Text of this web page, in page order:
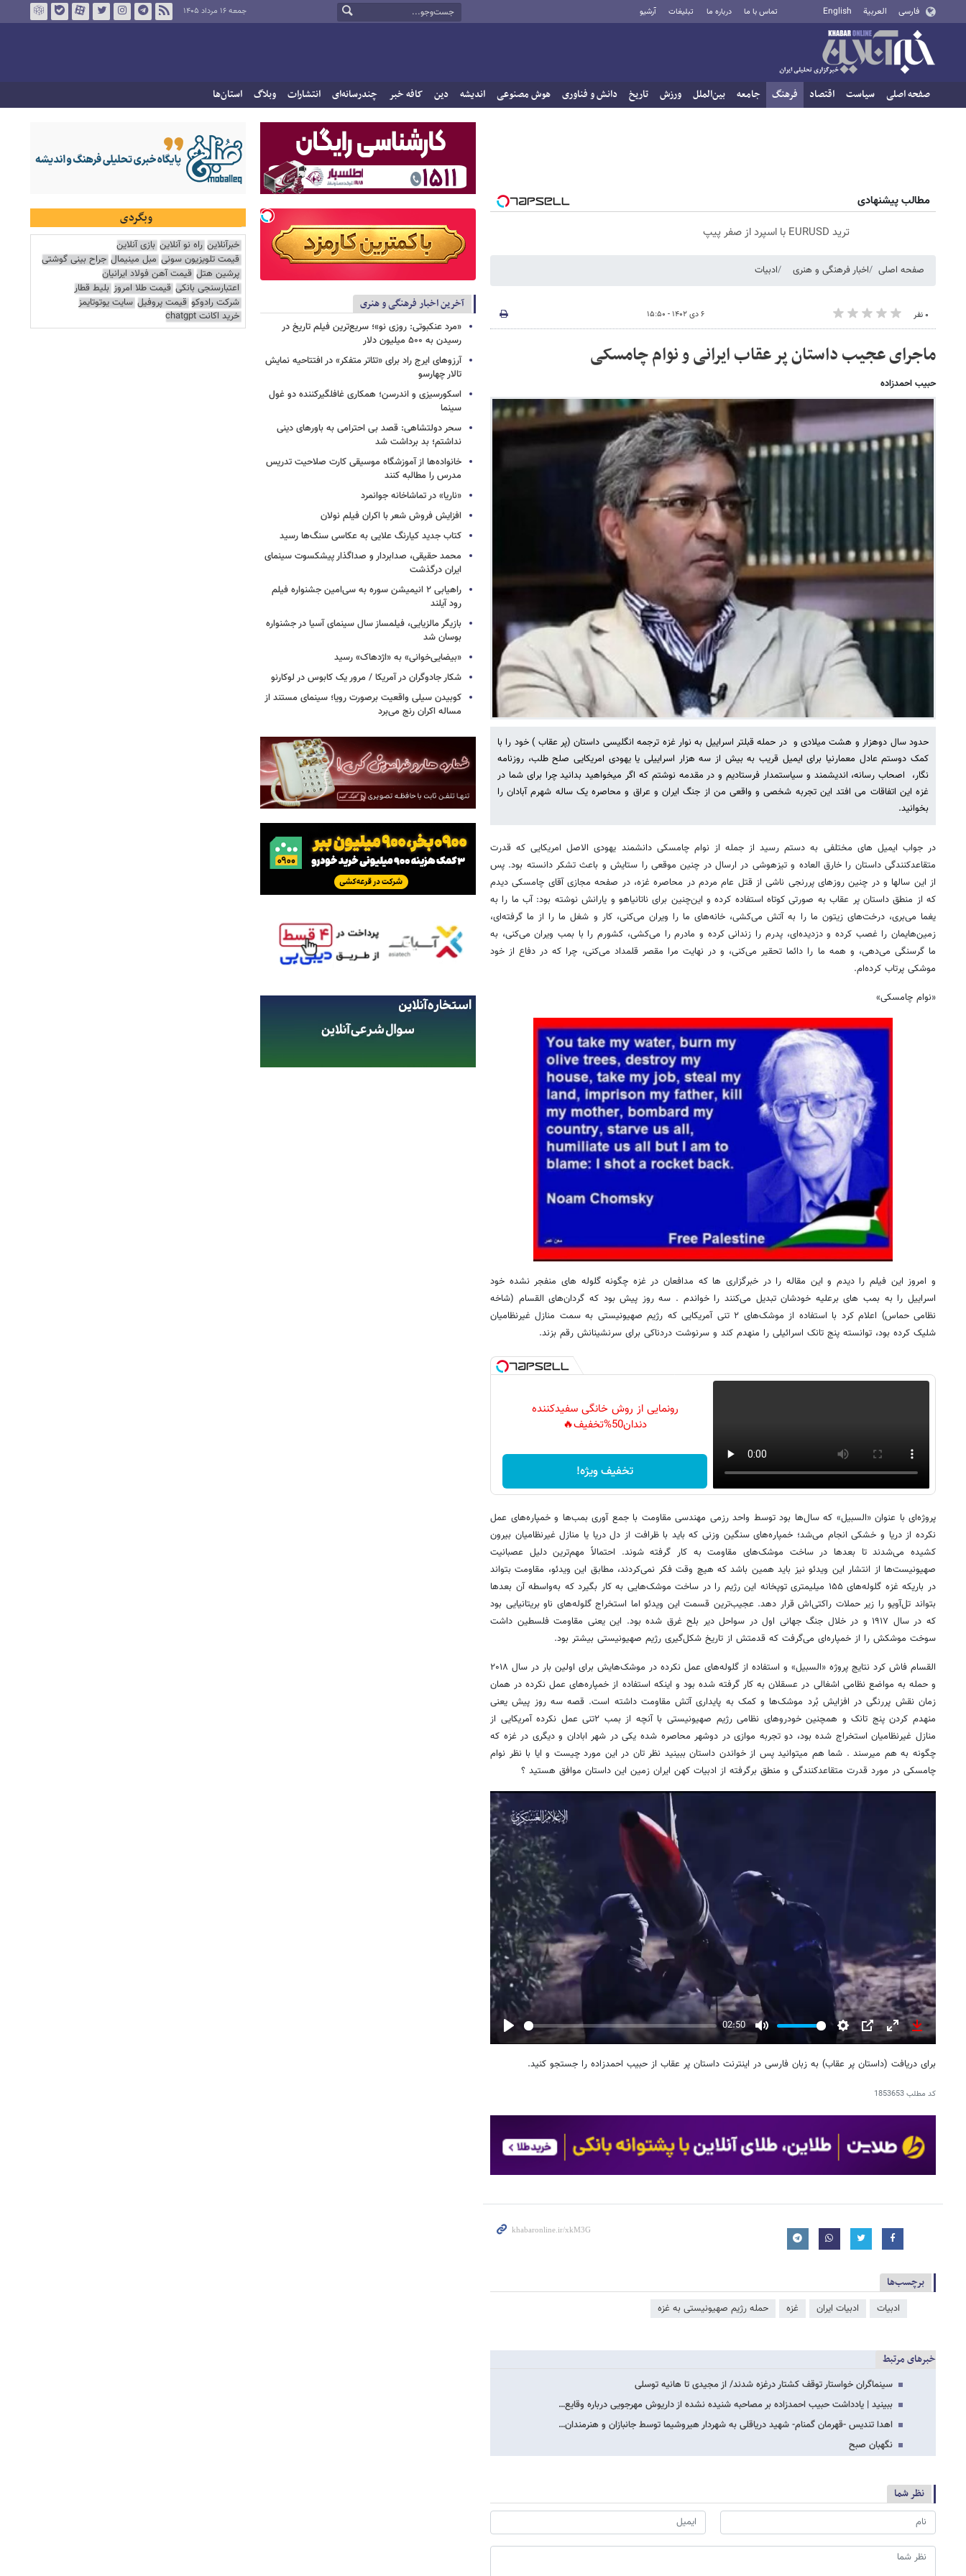
فارسی العربية English تماس با ما درباره ما تبلیغات آرشیو جمعه ۱۶ مرداد ۱۴۰۵
صفحه اصلی سیاست اقتصاد فرهنگ جامعه بین‌الملل ورزش تاریخ دانش و فناوری هوش مصنوعی اندیشه دین کافه خبر چندرسانه‌ای انتشارات وبلاگ استان‌ها
مطالب پیشنهادی
ترید EURUSD با اسپرد از صفر پیپ
صفحه اصلی اخبار فرهنگی و هنری ادبیات
۰ نفر ۶ دی ۱۴۰۲ - ۱۵:۵۰
ماجرای عجیب داستان پر عقاب ایرانی و نوام چامسکی
حبیب احمدزاده
حدود سال دوهزار و هشت میلادی و در حمله قبلتر اسراییل به نوار غزه ترجمه انگلیسی داستان (پر عقاب ) خود را با
کمک دوستم عادل معمارنیا برای ایمیل قریب به بیش از سه هزار اسراییلی یا یهودی امریکایی صلح طلب، روزنامه
نگار، اصحاب رسانه، اندیشمند و سیاستمدار فرستادیم و در مقدمه نوشتم که اگر میخواهید بدانید چرا برای شما در
غزه این اتفاقات می افتد این تجربه شخصی و واقعی من از جنگ ایران و عراق و محاصره یک ساله شهرم آبادان را
بخوانید.
در جواب ایمیل های مختلفی به دستم‌ رسید از جمله از نوام چامسکی دانشمند یهودی الاصل امریکایی که قدرت
متقاعدکنندگی داستان را خارق العاده و تیزهوشی در ارسال در چنین موقعی را ستایش و باعث تشکر دانسته بود. پس
از این سالها و در چنین روزهای پررنجی ناشی از قتل عام مردم در محاصره غزه، در صفحه مجازی آقای چامسکی دیدم
که از منطق داستان پر عقاب به صورتی کوتاه استفاده کرده و این‌چنین برای ناتانیاهو و یارانش نوشته بود: آب ما را به
یغما می‌بری، درخت‌های زیتون ما را به آتش می‌کشی، خانه‌های ما را ویران می‌کنی، کار و شغل ما را از ما گرفته‌ای،
زمین‌هایمان را غصب کرده و دزدیده‌ای، پدرم را زندانی کرده و مادرم را می‌کشی، کشورم را با بمب ویران می‌کنی، به
ما گرسنگی می‌دهی، و همه ما را دائما تحقیر می‌کنی، و در نهایت مرا مقصر قلمداد می‌کنی، چرا که در دفاع از خود
موشکی پرتاب کرده‌ام.
«نوام چامسکی»
و امروز این فیلم را دیدم و این مقاله را در خبرگزاری ها که مدافعان در غزه چگونه گلوله های منفجر نشده خود
اسراییل را به بمب های برعلیه خودشان تبدیل می‌کنند را خواندم . سه روز پیش بود که گردان‌های القسام (شاخه
نظامی حماس) اعلام کرد با استفاده از موشک‌های ۲ تنی آمریکایی که رژیم صهیونیستی به سمت منازل غیرنظامیان
شلیک کرده بود، توانسته پنج تانک اسرائیلی را منهدم کند و سرنوشت دردناکی برای سرنشینانش رقم بزند.
رونمایی از روش خانگی سفیدکننده
دندان50%تخفیف🔥
تخفیف ویژه!
پروژه‌ای با عنوان «السبیل» که سال‌ها بود توسط واحد رزمی مهندسی مقاومت با جمع آوری بمب‌ها و خمپاره‌های عمل
نکرده از دریا و خشکی انجام می‌شد؛ خمپاره‌های سنگین وزنی که باید با ظرافت از دل دریا یا منازل غیرنظامیان بیرون
کشیده می‌شدند تا بعدها در ساخت موشک‌های مقاومت به کار گرفته شوند. احتمالاً مهم‌ترین دلیل عصبانیت
صهیونیست‌ها از انتشار این ویدئو نیز باید همین باشد که هیچ وقت فکر نمی‌کردند، مطابق این ویدئو، مقاومت بتواند
در باریکه غزه گلوله‌های ۱۵۵ میلیمتری توپخانه‌ این رژیم را در ساخت موشک‌هایی به کار بگیرد که به‌واسطه آن بعدها
بتواند تل‌آویو را زیر حملات راکتی‌اش قرار دهد. عجیب‌ترین قسمت این ویدئو اما استخراج گلوله‌های ناو بریتانیایی بود
که در سال ۱۹۱۷ و در خلال جنگ جهانی اول در سواحل دیر بلح غرق شده بود. این یعنی مقاومت فلسطین داشت
سوخت موشکش را از خمپاره‌ای می‌گرفت که قدمتش از تاریخ شکل‌گیری رژیم صهیونیستی بیشتر بود.
القسام فاش کرد نتایج پروژه «السبیل» و استفاده از گلوله‌های عمل نکرده در موشک‌هایش برای اولین بار در سال ۲۰۱۸
و حمله به مواضع نظامی اشغالی در عسقلان به کار گرفته شده بود و اینکه استفاده از خمپاره‌های عمل نکرده در همان
زمان نقش پررنگی در افزایش بُرد موشک‌ها و کمک به پایداری آتش مقاومت داشته است. قصه سه روز پیش یعنی
منهدم کردن پنج تانک‌ و همچنین خودروهای نظامی رژیم صهیونیستی با آنچه از بمب ۲تنی عمل نکرده آمریکایی از
منازل غیرنظامیان استخراج شده بود، دو تجربه موازی در دوشهر محاصره شده یکی در شهر ابادان و دیگری در غزه که
چگونه به هم میرسند . شما هم میتوانید پس از خواندن داستان ببینید نظر تان در این مورد چیست و ایا با نظر نوام
چامسکی در مورد قدرت متقاعدکنندگی و منطق برگرفته از ادبیات کهن ایران زمین این داستان موافق هستید ؟
02:50
Settings
PIP
Enter Download
برای دریافت (داستان پر عقاب) به زبان فارسی در اینترنت داستان پر عقاب از حبیب احمدزاده را جستجو کنید.
کد مطلب1853653
برچسب‌ها
ادبیات ادبیات ایران غزه حمله رژیم صهیونیستی به غزه
خبرهای مرتبط
سینماگران خواستار توقف کشتار درغزه شدند/ از مجیدی تا هانیه توسلی
ببینید | یادداشت حبیب احمدزاده بر مصاحبه شنیده نشده از داریوش مهرجویی درباره وقایع…
اهدا تندیس -قهرمان گمنام- شهید دریاقلی به شهردار هیروشیما توسط جانبازان و هنرمندان…
نگهبان صبح
نظر شما
آخرین اخبار فرهنگی و هنری
«مرد عنکبوتی: روزی نو»؛ سریع‌ترین فیلم تاریخ در
رسیدن به ۵۰۰ میلیون دلار
آرزوهای ایرج راد برای «تئاتر متفکر» در افتتاحیه نمایش
تالار چهارسو
اسکورسیزی و اندرسن؛ همکاری غافلگیرکننده دو غول
سینما
سحر دولتشاهی: قصد بی احترامی به باورهای دینی
نداشتم؛ بد برداشت شد
خانواده‌ها از آموزشگاه موسیقی کارت صلاحیت تدریس
مدرس را مطالبه کنند
«ناریا» در تماشاخانه جوانمرد
افزایش فروش شعر با اکران فیلم نولان
کتاب جدید کیارنگ علایی به عکاسی سنگ‌ها رسید
محمد حقیقی، صدابردار و صداگذار پیشکسوت سینمای
ایران درگذشت
راهیابی ۲ انیمیشن سوره به سی‌امین جشنواره فیلم
رود آیلند
بازیگر مالزیایی، فیلمساز سال سینمای آسیا در جشنواره
بوسان شد
«بیضایی‌خوانی» به «اژدهاک» رسید
شکار جادوگران در آمریکا / مرور یک کابوس در لوکارنو
کوبیدن سیلی واقعیت برصورت رویا؛ سینمای مستند از
مساله اکران رنج می‌برد
وبگردی
خبرآنلاین راه نو آنلاین بازی آنلاین
قیمت تلویزیون سونی مبل مینیمال جراح بینی گوشتی
پرشین هتل قیمت آهن فولاد ایرانیان
اعتبارسنجی بانکی قیمت طلا امروز بلیط قطار
شرکت رادوکو قیمت پروفیل سایت یوتوتایمز
خرید اکانت chatgpt